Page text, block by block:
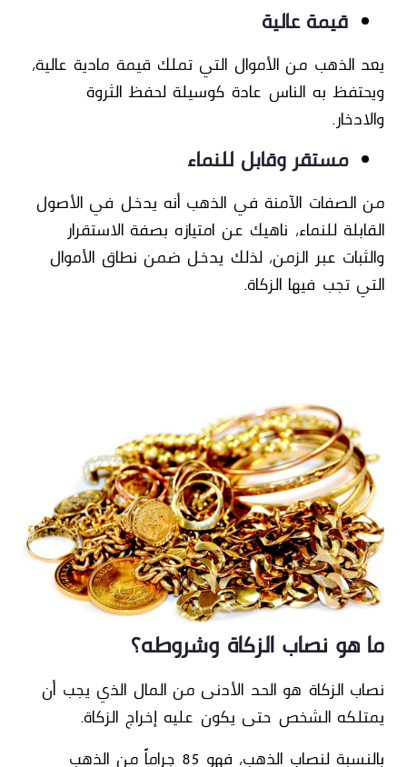
قيمة عالية
يعد الذهب من الأموال التي تملك قيمة مادية عالية،
ويحتفظ به الناس عادة كوسيلة لحفظ الثروة
والادخار.
مستقر وقابل للنماء
من الصفات الآمنة في الذهب أنه يدخل في الأصول
القابلة للنماء، ناهيك عن امتيازه بصفة الاستقرار
والثبات عبر الزمن، لذلك يدخل ضمن نطاق الأموال
التي تجب فيها الزكاة.
ما هو نصاب الزكاة وشروطه؟
نصاب الزكاة هو الحد الأدنى من المال الذي يجب أن
يمتلكه الشخص حتى يكون عليه إخراج الزكاة.
بالنسبة لنصاب الذهب،
فهو 85 جراماً من الذهب